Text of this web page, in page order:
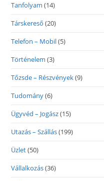
Tanfolyam (14)
Társkereső (20)
Telefon – Mobil(5)
Történelem (3)
Tőzsde – Részvények(9)
Tudomány(6)
Ügyvéd – Jogász(15)
Utazás – Szállás(199)
Üzlet(50)
Vállalkozás(36)